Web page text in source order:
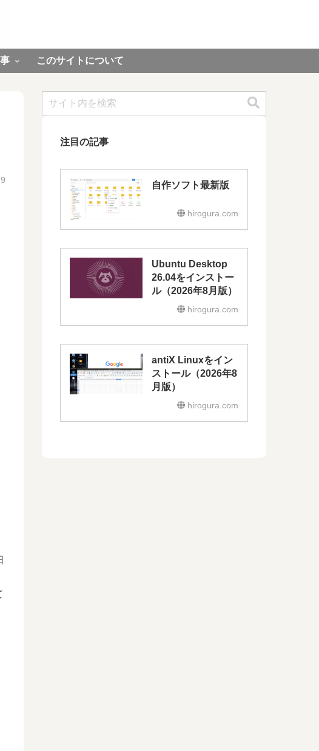
このサイトについて
注目の記事
自作ソフト最新版
hirogura.com
Ubuntu Desktop
26.04をインストー
ル（2026年8月版）
hirogura.com
antiX Linuxをイン
ストール（2026年8
月版）
hirogura.com